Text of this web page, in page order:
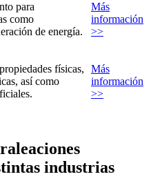
para
como
de energía.
Más
información
>>
físicas,
así como
Más
información
>>
industrias